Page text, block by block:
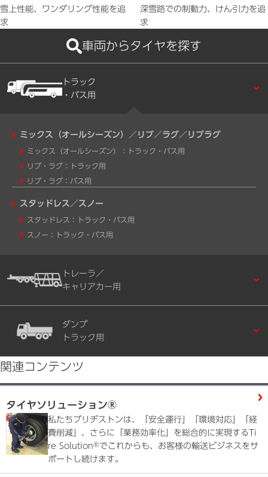
雪上性能、ワンダリング性能を追
求
深雪路での制動力、けん引力を追
求
車両からタイヤを探す
トラック
・バス用
ミックス（オールシーズン）／リブ／ラグ／リブラグ
ミックス（オールシーズン）：トラック・バス用
リブ・ラグ：トラック用
リブ・ラグ：バス用
スタッドレス／スノー
スタッドレス：トラック・バス用
スノー：トラック・バス用
トレーラ／
キャリアカー用
ダンプ
トラック用
関連コンテンツ
タイヤソリューション®
私たちブリヂストンは、「安全運行」「環境対応」「経
費削減」、さらに「業務効率化」を総合的に実現するTi
re Solution®でこれからも、お客様の輸送ビジネスをサ
ポートし続けます。